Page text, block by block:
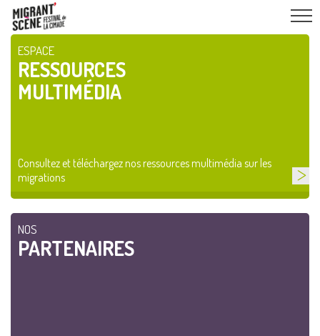
ESPACE
RESSOURCES
MULTIMÉDIA
Consultez et téléchargez nos ressources multimédia sur les
migrations
NOS
PARTENAIRES